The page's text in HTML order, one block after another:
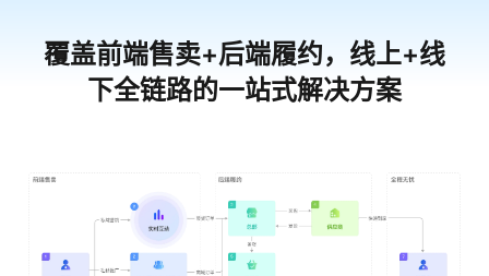
覆盖前端售卖+后端履约，线上+线
下全链路的一站式解决方案